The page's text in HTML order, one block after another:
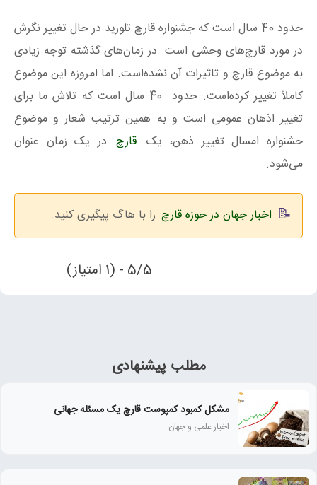
حدود 40 سال است که جشنواره قارچ تلورید در حال تغییر نگرش
در مورد قارچ‌های وحشی است. در زمان‌های گذشته توجه زیادی
به موضوع قارچ و تاثیرات آن نشده‌است. اما امروزه این موضوع
کاملاً تغییر کرده‌است. حدود 40 سال است که تلاش ما برای
تغییر اذهان عمومی است و به همین ترتیب شعار و موضوع
جشنواره امسال تغییر ذهن، یک قارچ در یک زمان عنوان
می‌شود.
اخبار جهان در حوزه قارچ را با هاگ پیگیری کنید.
5/5 - (1 امتیاز)
مطلب پیشنهادی
مشکل کمبود کمپوست قارچ یک مسئله جهانی
اخبار علمی و جهان